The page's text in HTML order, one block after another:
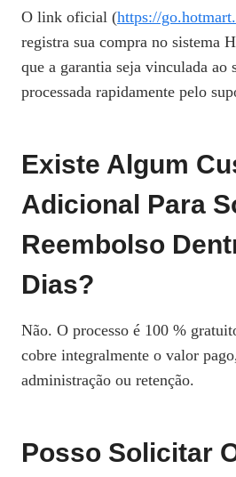
O link oficial (https://
registra sua compra no sistema
que a garantia seja vinculada ao
processada rapidamente pelo
Existe Algum
Adicional Para
Reembolso
Dias?
Não. O processo é 100 %
cobre integralmente o valor
administração ou retenção.
Posso Solicitar